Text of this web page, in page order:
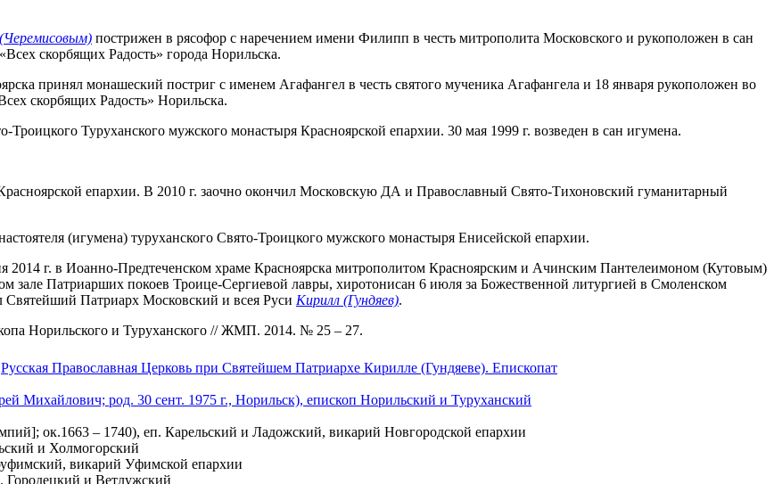
пострижен в рясофор с наречением имени Филипп в честь митрополита Московского и рукоположен в сан
скорбящих Радость» города Норильска.
принял монашеский постриг с именем Агафангел в честь святого мученика Агафангела и 18 января рукоположен во
скорбящих Радость» Норильска.
Туруханского мужского монастыря Красноярской епархии. 30 мая 1999 г. возведен в сан игумена.
епархии. В 2010 г. заочно окончил Московскую ДА и Православный Свято-Тихоновский гуманитарный
(игумена) туруханского Свято-Троицкого мужского монастыря Енисейской епархии.
2014 г. в Иоанно-Предтеченском храме Красноярска митрополитом Красноярским и Ачинским Пантелеимоном (Кутовым)
зале Патриарших покоев Троице-Сергиевой лавры, хиротонисан 6 июля за Божественной литургией в Смоленском
Святейший Патриарх Московский и всея Руси Кирилл (Гундяев).
Норильского и Туруханского // ЖМП. 2014. № 25 – 27.
Русская Православная Церковь при Святейшем Патриархе Кирилле (Гундяеве). Епископат
Михайлович; род. 30 сент. 1975 г., Норильск), епископ Норильский и Туруханский
ок.1663 – 1740), еп. Карельский и Ладожский, викарий Новгородской епархии
и Холмогорский
викарий Уфимской епархии
и Ветлужский